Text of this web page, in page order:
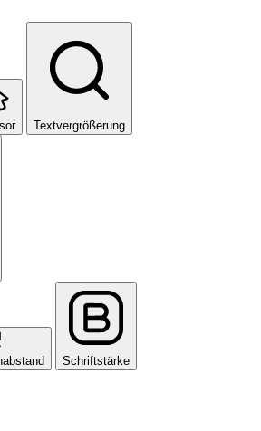
Textvergrößerung
Schriftstärke